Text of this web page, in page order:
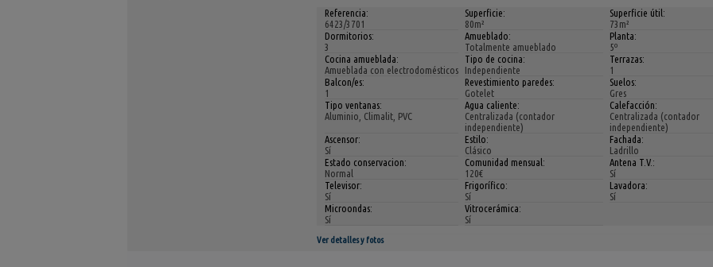
Referencia:
6423/3701
Superficie:
80m²
Superficie útil:
73m²
Dormitorios:
3
Amueblado:
Totalmente amueblado
Planta:
5º
Cocina amueblada:
Amueblada con electrodomésticos
Tipo de cocina:
Independiente
Terrazas:
1
Balcon/es:
1
Revestimiento paredes:
Gotelet
Suelos:
Gres
Tipo ventanas:
Aluminio, Climalit, PVC
Agua caliente:
Centralizada (contador
independiente)
Calefacción:
Centralizada (contador
independiente)
Ascensor:
Sí
Estilo:
Clásico
Fachada:
Ladrillo
Estado conservacion:
Normal
Comunidad mensual:
120€
Antena T.V.:
Sí
Televisor:
Sí
Frigorífico:
Sí
Lavadora:
Sí
Microondas:
Sí
Vitrocerámica:
Sí
Ver detalles y fotos